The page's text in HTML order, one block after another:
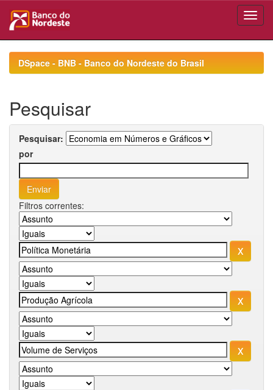
navigationDSpace - BNB - Banco do Nordeste do Brasil
Pesquisar
Pesquisar:
por
Filtros correntes: